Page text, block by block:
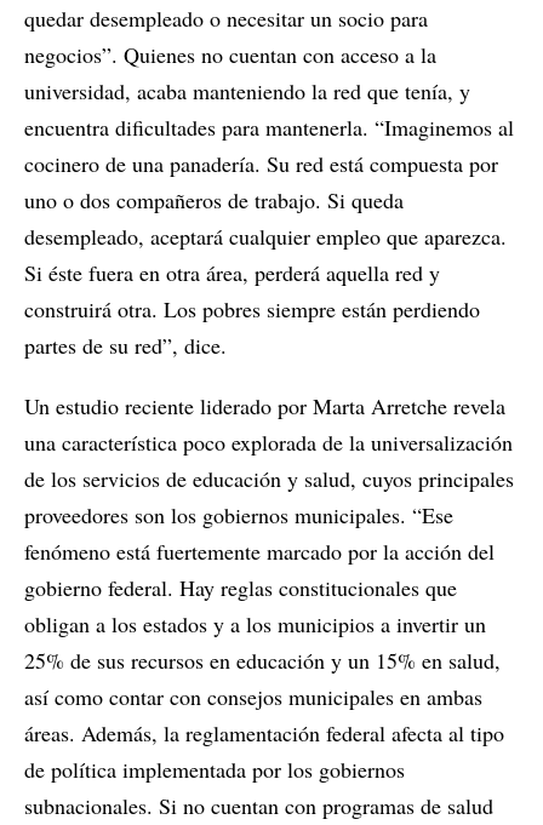
quedar desempleado o necesitar un socio para
negocios”. Quienes no cuentan con acceso a la
universidad, acaba manteniendo la red que tenía, y
encuentra dificultades para mantenerla. “Imaginemos al
cocinero de una panadería. Su red está compuesta por
uno o dos compañeros de trabajo. Si queda
desempleado, aceptará cualquier empleo que aparezca.
Si éste fuera en otra área, perderá aquella red y
construirá otra. Los pobres siempre están perdiendo
partes de su red”, dice.
Un estudio reciente liderado por Marta Arretche revela
una característica poco explorada de la universalización
de los servicios de educación y salud, cuyos principales
proveedores son los gobiernos municipales. “Ese
fenómeno está fuertemente marcado por la acción del
gobierno federal. Hay reglas constitucionales que
obligan a los estados y a los municipios a invertir un
25% de sus recursos en educación y un 15% en salud,
así como contar con consejos municipales en ambas
áreas. Además, la reglamentación federal afecta al tipo
de política implementada por los gobiernos
subnacionales. Si no cuentan con programas de salud